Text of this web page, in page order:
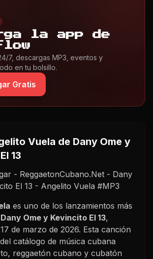
la app de
7, descargas MP3, eventos y
en tu bolsillo.
Gratis
Vuela de Dany Ome y
13
- ReggaetonCubano.Net - Dany
El 13 - Angelito Vuela #MP3
es uno de los lanzamientos más
Dany Ome y Kevincito El 13,
17 de marzo de 2026. Esta canción
catálogo de música cubana
reggaetón cubano y cubatón